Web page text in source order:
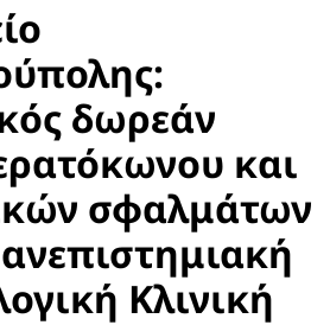
δωρεάν
και
σφαλμάτων
Κλινική